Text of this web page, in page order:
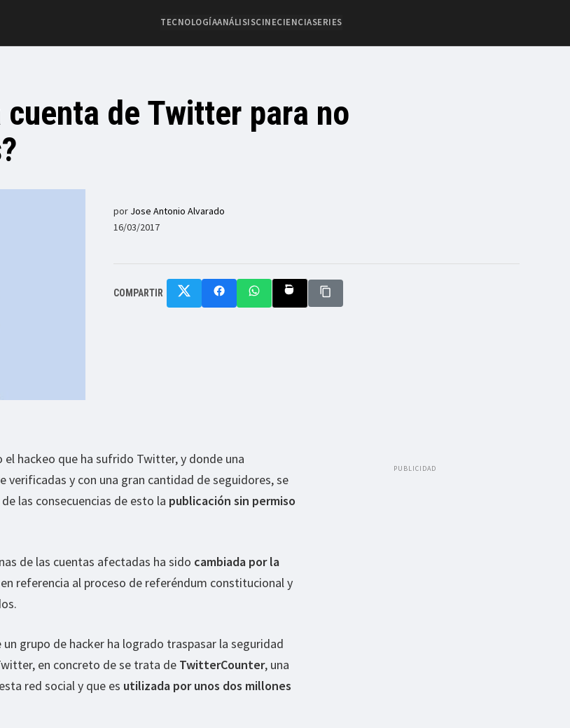
TECNOLOGÍAANÁLISISCINECIENCIASERIES
de Twitter para no
por Jose Antonio Alvarado
16/03/2017
COMPARTIR
hackeo que ha sufrido Twitter, y donde una
y con una gran cantidad de seguidores, se
las consecuencias de esto la publicación sin permiso
de las cuentas afectadas ha sido cambiada por la
referencia al proceso de referéndum constitucional y
grupo de hacker ha logrado traspasar la seguridad
en concreto de se trata de TwitterCounter, una
red social y que es utilizada por unos dos millones
PUBLICIDAD